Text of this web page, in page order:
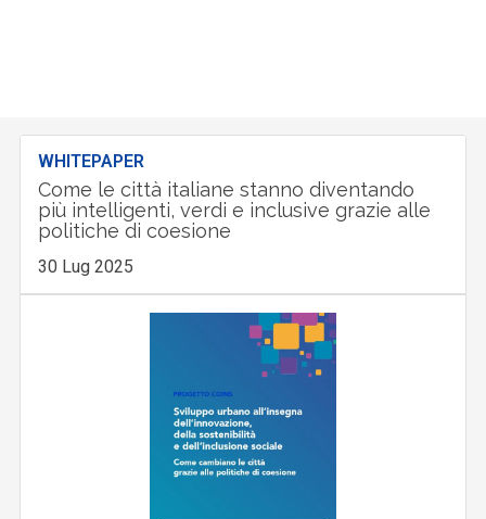
WHITEPAPER
Come le città italiane stanno diventando
più intelligenti, verdi e inclusive grazie alle
politiche di coesione
30 Lug 2025